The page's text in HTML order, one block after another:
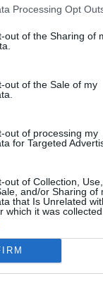
Processing Opt
out of the Sharing of
out of the Sale of my
out of processing my
for Targeted
out of Collection, Use,
and/or Sharing of
that Is Unrelated
which it was collected.
Σκουριά και